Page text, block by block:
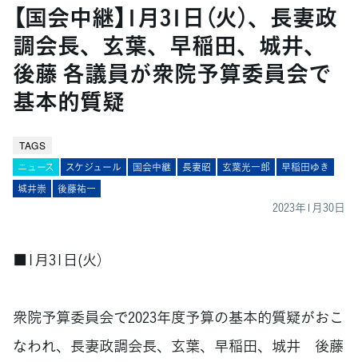
【国会中継】1月31日（火）、長妻政
調会長、玄葉、早稲田、城井、
後藤 各議員が衆院予算委員会で
基本的質疑
TAGS
ニュース スケジュール 国会中継 長妻昭 玄葉光一郎
早稲田ゆき
城井崇
後藤祐一
2023年1月30日
■1月31日(火）
衆院予算委員会で2023年度予算の基本的質疑がおこ
なわれ、長妻政調会長、玄葉、早稲田、城井 後藤